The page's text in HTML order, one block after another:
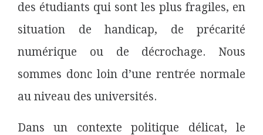
des étudiants qui sont les plus fragiles, en
situation de handicap, de précarité
numérique ou de décrochage. Nous
sommes donc loin d’une rentrée normale
au niveau des universités.
Dans un contexte politique délicat, le